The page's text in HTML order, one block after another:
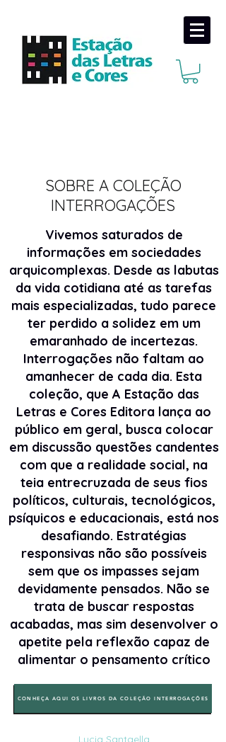
SOBRE A COLEÇÃO
INTERROGAÇÕES
Vivemos saturados de
informações em sociedades
arquicomplexas. Desde as labutas
da vida cotidiana até as tarefas
mais especializadas, tudo parece
ter perdido a solidez em um
emaranhado de incertezas.
Interrogações não faltam ao
amanhecer de cada dia. Esta
coleção, que A Estação das
Letras e Cores Editora lança ao
público em geral, busca colocar
em discussão questões candentes
com que a realidade social, na
teia entrecruzada de seus fios
políticos, culturais, tecnológicos,
psíquicos e educacionais, está nos
desafiando. Estratégias
responsivas não são possíveis
sem que os impasses sejam
devidamente pensados. Não se
trata de buscar respostas
acabadas, mas sim desenvolver o
apetite pela reflexão capaz de
alimentar o pensamento crítico
CONHEÇA AQUI OS LIVROS DA COLEÇÃO INTERROGAÇÕES